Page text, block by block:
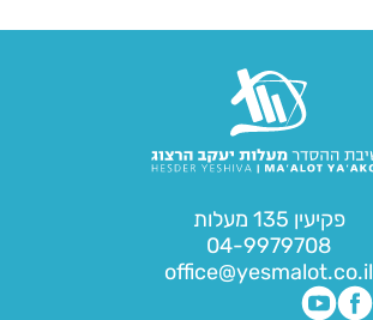
פקיעין 135 מעלות
04-9979708
office@yesmalot.co.il